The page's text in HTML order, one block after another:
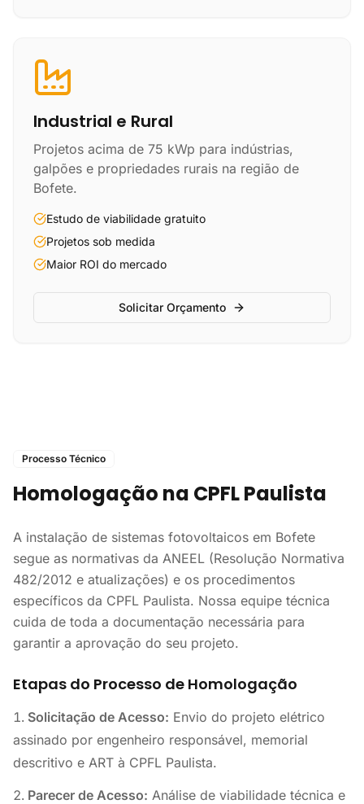
Industrial e Rural
Projetos acima de 75 kWp para indústrias,
galpões e propriedades rurais na região de
Bofete.
Estudo de viabilidade gratuito
Projetos sob medida
Maior ROI do mercado
Solicitar Orçamento
Processo Técnico
Homologação na CPFL Paulista
A instalação de sistemas fotovoltaicos em Bofete
segue as normativas da ANEEL (Resolução Normativa
482/2012 e atualizações) e os procedimentos
específicos da CPFL Paulista. Nossa equipe técnica
cuida de toda a documentação necessária para
garantir a aprovação do seu projeto.
Etapas do Processo de Homologação
Solicitação de Acesso: Envio do projeto elétrico
assinado por engenheiro responsável, memorial
descritivo e ART à CPFL Paulista.
Parecer de Acesso: Análise de viabilidade técnica e